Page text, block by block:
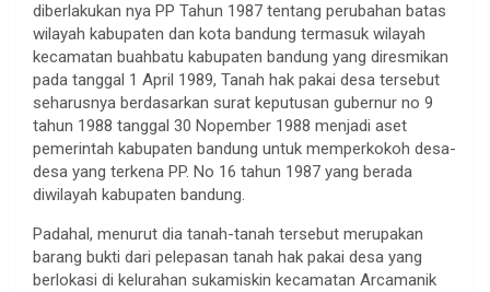
diberlakukan nya PP Tahun 1987 tentang perubahan batas
wilayah kabupaten dan kota bandung termasuk wilayah
kecamatan buahbatu kabupaten bandung yang diresmikan
pada tanggal 1 April 1989, Tanah hak pakai desa tersebut
seharusnya berdasarkan surat keputusan gubernur no 9
tahun 1988 tanggal 30 Nopember 1988 menjadi aset
pemerintah kabupaten bandung untuk memperkokoh desa-
desa yang terkena PP. No 16 tahun 1987 yang berada
diwilayah kabupaten bandung.
Padahal, menurut dia tanah-tanah tersebut merupakan
barang bukti dari pelepasan tanah hak pakai desa yang
berlokasi di kelurahan sukamiskin kecamatan Arcamanik